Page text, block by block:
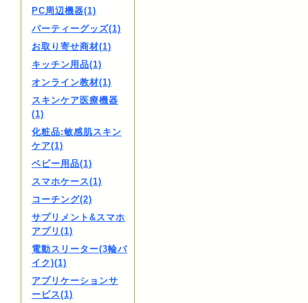
PC周辺機器(1)
パーティーグッズ(1)
お取り寄せ商材(1)
キッチン用品(1)
オンライン教材(1)
スキンケア医療機器
(1)
化粧品:敏感肌スキン
ケア(1)
ベビー用品(1)
スマホケース(1)
コーチング(2)
サプリメント&スマホ
アプリ(1)
電動スリーター(3輪バ
イク)(1)
アプリケーションサ
ービス(1)